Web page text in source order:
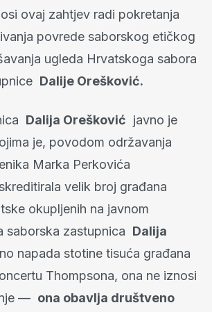
ovaj zahtjev radi pokretanja
povrede saborskog etičkog
ugleda Hrvatskoga sabora
Dalije Orešković.
Dalija Orešković javno je
je, povodom održavanja
Marka Perkovića
velik broj građana
okupljenih na javnom
saborska zastupnica Dalija
napada stotine tisuća građana
Thompsona, ona ne iznosi
— ona obavlja društveno